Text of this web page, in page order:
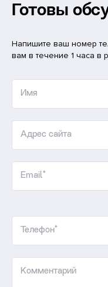
Готовы
Напишите ваш номер
вам в течение 1 часа в
Имя
Адрес сайта
Email*
Телефон*
Комментарий